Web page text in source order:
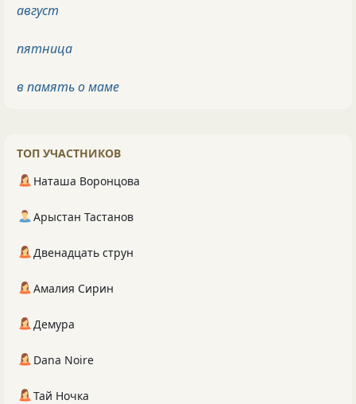
август
пятница
в память о маме
ТОП УЧАСТНИКОВ
Наташа Воронцова
Арыстан Тастанов
Двенадцать струн
Амалия Сирин
Демура
Dana Noire
Тай Ночка